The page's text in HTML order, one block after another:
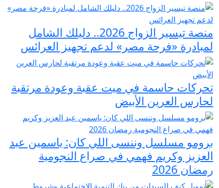
منصة تيسير الزواج 2026.. دليلك الشامل
لمبادرة «فرحة مصر» لدعم تجهيز العرائس
تحركات حاسمة في ميت عقبة وعودة مرتقبة
لحارس العرين الأبيض
برومو مسلسل وننسى اللي كان: ياسمين عبد
العزيز وكريم فهمي في صراع النجومية
رمضان 2026